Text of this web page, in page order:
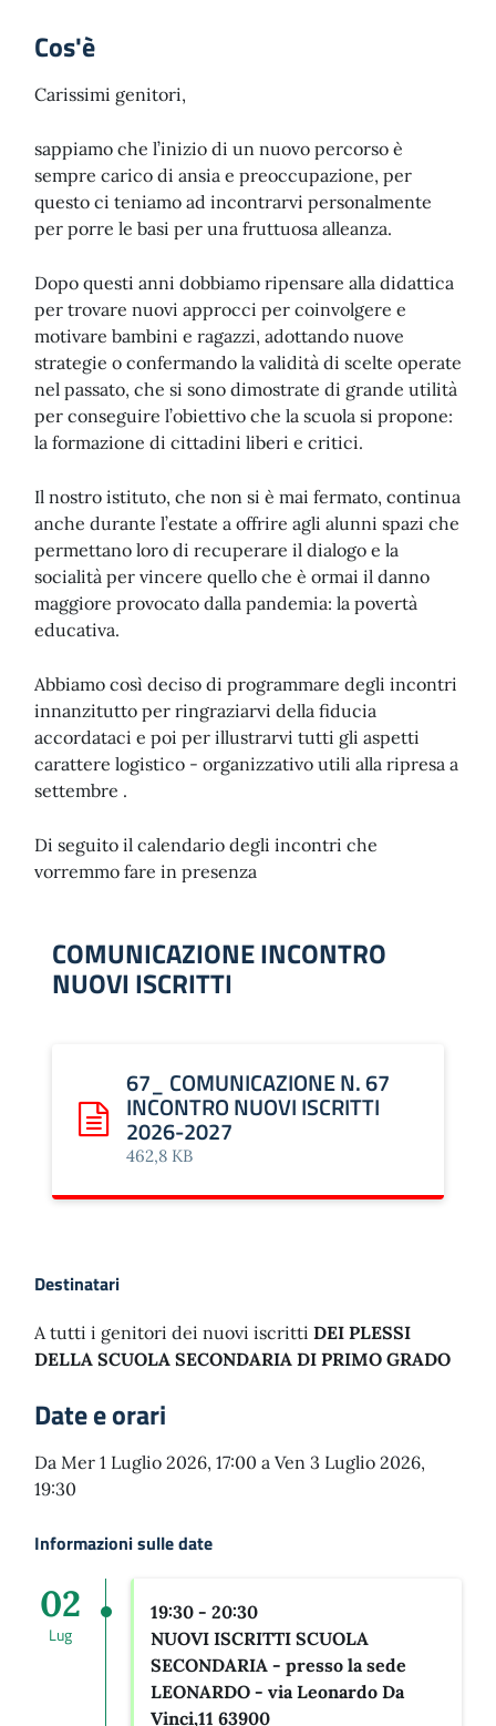
Cos'è
Carissimi genitori,
sappiamo che l’inizio di un nuovo percorso è
sempre carico di ansia e preoccupazione, per
questo ci teniamo ad incontrarvi personalmente
per porre le basi per una fruttuosa alleanza.
Dopo questi anni dobbiamo ripensare alla didattica
per trovare nuovi approcci per coinvolgere e
motivare bambini e ragazzi, adottando nuove
strategie o confermando la validità di scelte operate
nel passato, che si sono dimostrate di grande utilità
per conseguire l’obiettivo che la scuola si propone:
la formazione di cittadini liberi e critici.
Il nostro istituto, che non si è mai fermato, continua
anche durante l’estate a offrire agli alunni spazi che
permettano loro di recuperare il dialogo e la
socialità per vincere quello che è ormai il danno
maggiore provocato dalla pandemia: la povertà
educativa.
Abbiamo così deciso di programmare degli incontri
innanzitutto per ringraziarvi della fiducia
accordataci e poi per illustrarvi tutti gli aspetti
carattere logistico - organizzativo utili alla ripresa a
settembre .
Di seguito il calendario degli incontri che
vorremmo fare in presenza
COMUNICAZIONE INCONTRO
NUOVI ISCRITTI
Scarica: 67_ COMUNICAZIONE N. 67 INCONTRO
67_ COMUNICAZIONE N. 67
INCONTRO NUOVI ISCRITTI
2026-2027
462,8 KB
Destinatari
A tutti i genitori dei nuovi iscritti DEI PLESSI
DELLA SCUOLA SECONDARIA DI PRIMO GRADO
Date e orari
Da Mer 1 Luglio 2026, 17:00 a Ven 3 Luglio 2026,
19:30
Informazioni sulle date
19:30 - 20:30
NUOVI ISCRITTI SCUOLA
SECONDARIA - presso la sede
LEONARDO - via Leonardo Da
Vinci,11 63900
02
Lug